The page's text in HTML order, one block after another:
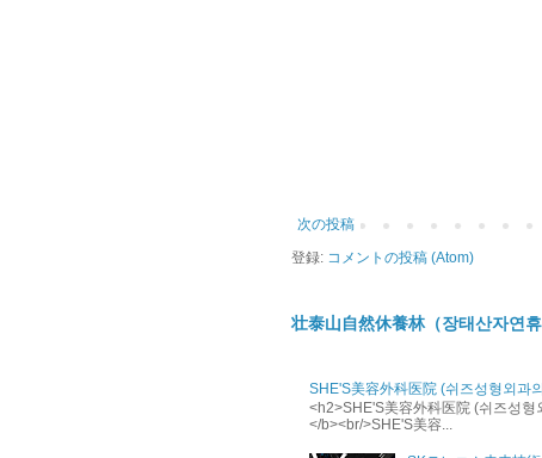
次の投稿
登録: コメントの投稿 (Atom)
壮泰山自然休養林（장태산자연휴
SHE'S美容外科医院 (쉬즈성형외과
<h2>SHE'S美容外科医院 (쉬즈성
</b><br/>SHE'S美容...